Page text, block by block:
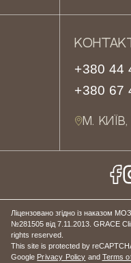
+380 44
+380 67
М. КИЇВ,
Ліцензовано згідно із наказом
№281505 від 7.11.2013. GRACE
rights reserved.
This site is protected by
Google Privacy Policy and Terms